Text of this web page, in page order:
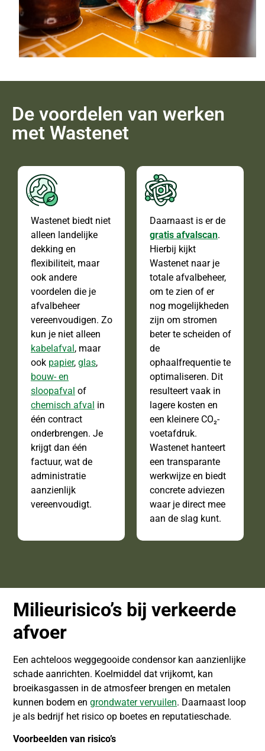
De voordelen van werken
met Wastenet
Wastenet biedt niet
alleen landelijke
dekking en
flexibiliteit, maar
ook andere
voordelen die je
afvalbeheer
vereenvoudigen. Zo
kun je niet alleen
kabelafval , maar
ook papier, glas,
bouw- en
sloopafval of
chemisch afval in
één contract
onderbrengen. Je
krijgt dan één
factuur, wat de
administratie
aanzienlijk
vereenvoudigt.
Daarnaast is er de
gratis afvalscan.
Hierbij kijkt
Wastenet naar je
totale afvalbeheer,
om te zien of er
nog mogelijkheden
zijn om stromen
beter te scheiden of
de
ophaalfrequentie te
optimaliseren. Dit
resulteert vaak in
lagere kosten en
een kleinere CO₂-
voetafdruk.
Wastenet hanteert
een transparante
werkwijze en biedt
concrete adviezen
waar je direct mee
aan de slag kunt.
Milieurisico’s bij verkeerde
afvoer
Een achteloos weggegooide condensor kan aanzienlijke
schade aanrichten. Koelmiddel dat vrijkomt, kan
broeikasgassen in de atmosfeer brengen en metalen
kunnen bodem en grondwater vervuilen. Daarnaast loop
je als bedrijf het risico op boetes en reputatieschade.
Voorbeelden van risico’s